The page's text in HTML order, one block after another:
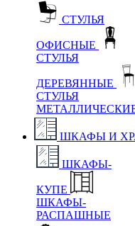
СТУЛЬЯ
ОФИСНЫЕ
СТУЛЬЯ
ДЕРЕВЯННЫЕ
СТУЛЬЯ
ШКАФЫ И
ШКАФЫ-
КУПЕ
ШКАФЫ-
РАСПАШНЫЕ